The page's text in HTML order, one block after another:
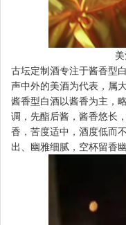
古坛定制酒专注于酱香型
声中外的美酒为代表，属
酱香型白酒以酱香为主，
调，先酯后酱，酱香悠长
香，苦度适中，酒度低而
出、幽雅细腻，空杯留香